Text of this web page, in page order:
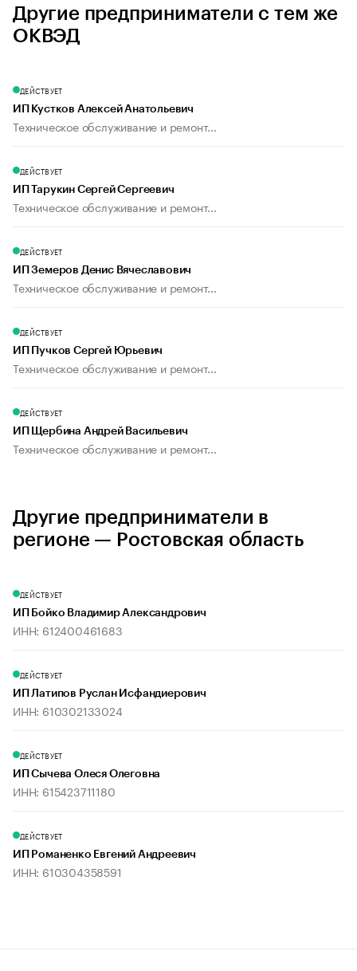
Другие предприниматели с тем же
ОКВЭД
ДЕЙСТВУЕТ
ИП Кустков Алексей Анатольевич
Техническое обслуживание и ремонт...
ДЕЙСТВУЕТ
ИП Тарукин Сергей Сергеевич
Техническое обслуживание и ремонт...
ДЕЙСТВУЕТ
ИП Земеров Денис Вячеславович
Техническое обслуживание и ремонт...
ДЕЙСТВУЕТ
ИП Пучков Сергей Юрьевич
Техническое обслуживание и ремонт...
ДЕЙСТВУЕТ
ИП Щербина Андрей Васильевич
Техническое обслуживание и ремонт...
Другие предприниматели в
регионе — Ростовская область
ДЕЙСТВУЕТ
ИП Бойко Владимир Александрович
ИНН: 612400461683
ДЕЙСТВУЕТ
ИП Латипов Руслан Исфандиерович
ИНН: 610302133024
ДЕЙСТВУЕТ
ИП Сычева Олеся Олеговна
ИНН: 615423711180
ДЕЙСТВУЕТ
ИП Романенко Евгений Андреевич
ИНН: 610304358591